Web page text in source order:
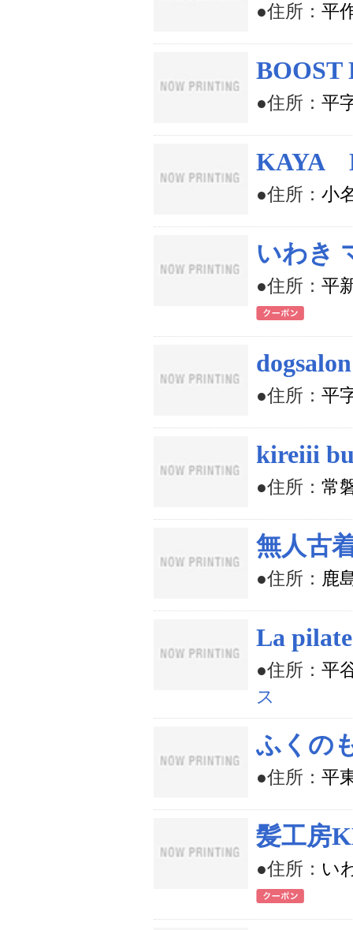
●住所： 平
BOOST
●住所： 平
KAYA
●住所： 小
いわき
●住所： 平
●住所： 平
kireiii
●住所： 常
無人古
●住所： 鹿
La
●住所： 平
ス
ふくの
●住所： 平
髪工房
●住所： い